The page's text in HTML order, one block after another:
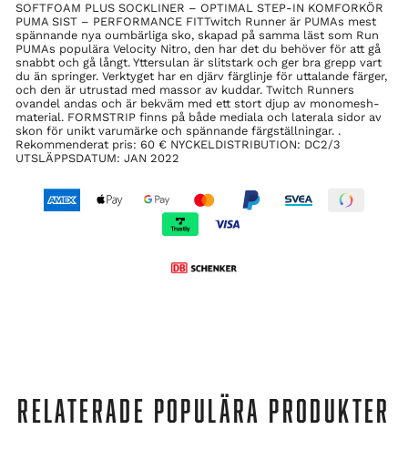
SOFTFOAM PLUS SOCKLINER – OPTIMAL STEP-IN KOMFOR​ KÖR
PUMA SIST – PERFORMANCE FIT​ Twitch Runner är PUMAs mest
spännande nya oumbärliga sko, skapad på samma läst som Run
PUMAs populära Velocity Nitro, den har det du behöver för att gå
snabbt och gå långt. Yttersulan är slitstark och ger bra grepp vart
du än springer. Verktyget har en djärv färglinje för uttalande färger,
och den är utrustad med massor av kuddar. Twitch Runners
ovandel andas och är bekväm med ett stort djup av monomesh-
material. FORMSTRIP finns på både mediala och laterala sidor av
skon för unikt varumärke och spännande färgställningar. .
Rekommenderat pris: 60 € NYCKELDISTRIBUTION: DC2/3​
UTSLÄPPSDATUM: JAN 2022
RELATERADE POPULÄRA PRODUKTER